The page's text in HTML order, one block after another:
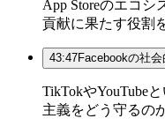
App Storeのエコ
貢献に果たす役割
43:47Facebookの社
TikTokやYouTube
主義をどう守るの